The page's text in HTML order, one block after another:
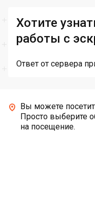
Хотите
работы с
Ответ от сервера
Вы можете
Просто выберите
на посещение.